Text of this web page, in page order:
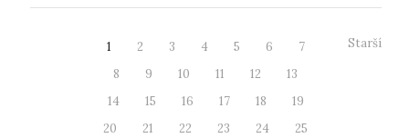
1 2 3 4 5 6
7
8
9 10 11 12
13
14
15 16 17 18
19
20
21 22 23 24
25
Starší